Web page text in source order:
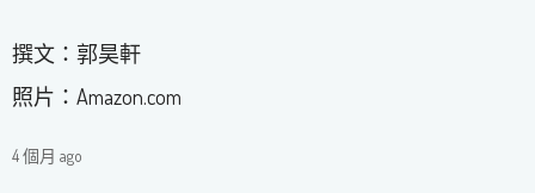
撰文：郭昊軒
照片：Amazon.com
4 個月 ago